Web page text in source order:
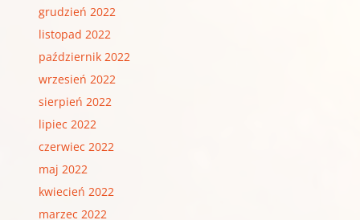
grudzień 2022
listopad 2022
październik 2022
wrzesień 2022
sierpień 2022
lipiec 2022
czerwiec 2022
maj 2022
kwiecień 2022
marzec 2022